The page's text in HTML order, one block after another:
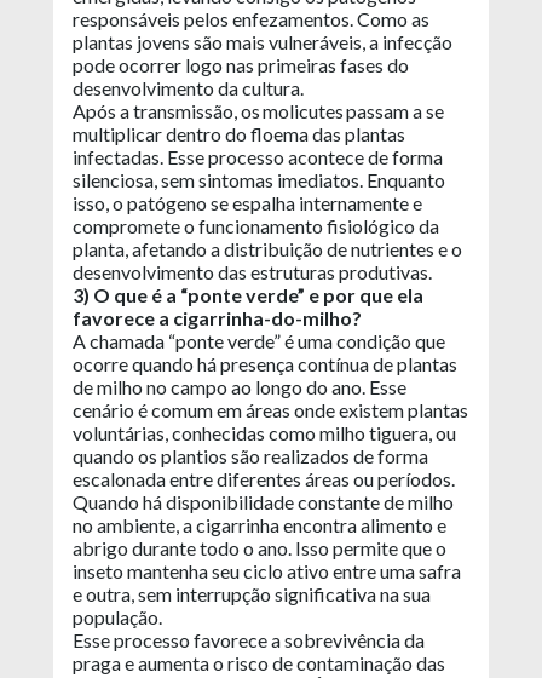
responsáveis pelos enfezamentos. Como as
plantas jovens são mais vulneráveis, a infecção
pode ocorrer logo nas primeiras fases do
desenvolvimento da cultura.
Após a transmissão, os molicutes passam a se
multiplicar dentro do floema das plantas
infectadas. Esse processo acontece de forma
silenciosa, sem sintomas imediatos. Enquanto
isso, o patógeno se espalha internamente e
compromete o funcionamento fisiológico da
planta, afetando a distribuição de nutrientes e o
desenvolvimento das estruturas produtivas.
3) O que é a “ponte verde” e por que ela
favorece a cigarrinha-do-milho?
A chamada “ponte verde” é uma condição que
ocorre quando há presença contínua de plantas
de milho no campo ao longo do ano. Esse
cenário é comum em áreas onde existem plantas
voluntárias, conhecidas como milho tiguera, ou
quando os plantios são realizados de forma
escalonada entre diferentes áreas ou períodos.
Quando há disponibilidade constante de milho
no ambiente, a cigarrinha encontra alimento e
abrigo durante todo o ano. Isso permite que o
inseto mantenha seu ciclo ativo entre uma safra
e outra, sem interrupção significativa na sua
população.
Esse processo favorece a sobrevivência da
praga e aumenta o risco de contaminação das